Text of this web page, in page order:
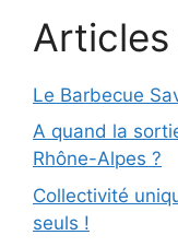
Le Barbecue
A quand la
Rhône-Alpes ?
Collectivité
seuls !